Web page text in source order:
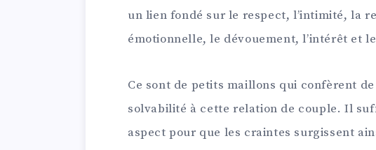
un lien fondé sur le respect, l’intimité, la
émotionnelle, le dévouement, l’intérêt et
Ce sont de petits maillons qui confèrent
solvabilité à cette relation de couple. Il
aspect pour que les craintes surgissent